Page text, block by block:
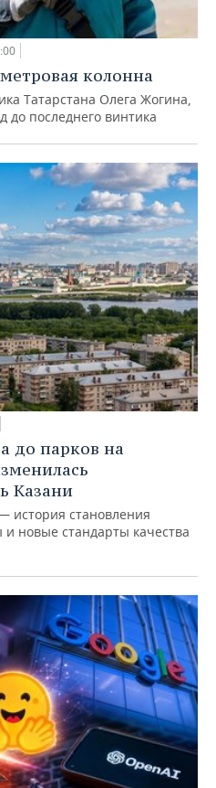
колонна
Татарстана Олега Жогина,
до последнего винтика
до парков на
Казани
история становления
и новые стандарты качества